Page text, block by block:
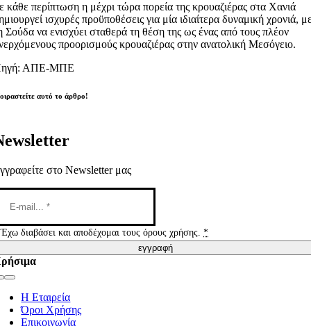
κάθε περίπτωση η μέχρι τώρα πορεία της κρουαζιέρας στα Χανιά
ισχυρές προϋποθέσεις για μία ιδιαίτερα δυναμική χρονιά,
Σούδα να ενισχύει σταθερά τη θέση της ως ένας από τους πλέον
προορισμούς κρουαζιέρας στην ανατολική Μεσόγειο.
ΑΠΕ-ΜΠΕ
αυτό το άρθρο!
στο Newsletter μας
Έχω διαβάσει και αποδέχομαι τους όρους χρήσης.*
εγγραφή
Η Εταιρεία
Όροι Χρήσης
Επικοινωνία